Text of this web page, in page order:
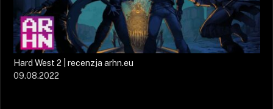
Hard West 2 | recenzja arhn.eu
09.08.2022